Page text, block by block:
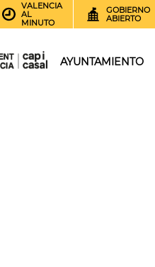
VALENCIA
AL
MINUTO
GOBIERNO
ABIERTO
AYUNTAMIENTO